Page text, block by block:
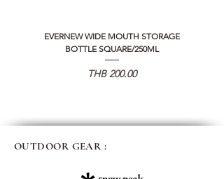
EVERNEW WIDE MOUTH STORAGE
BOTTLE SQUARE/250ML
価格
THB 200.00
OUTDOOR GEAR :